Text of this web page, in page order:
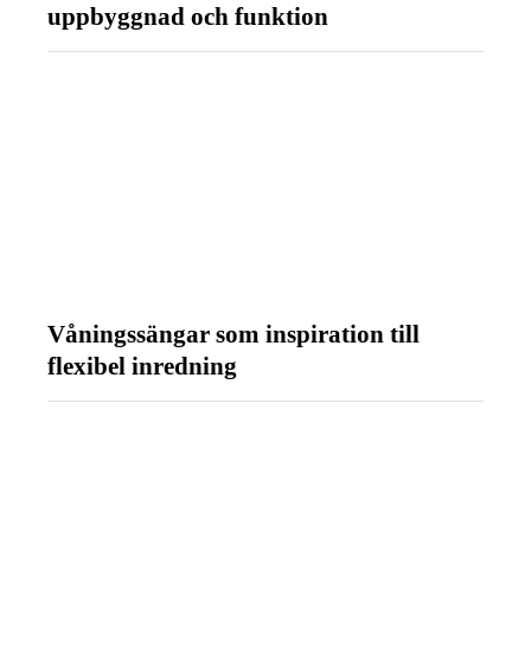
uppbyggnad och funktion
Våningssängar som inspiration till
flexibel inredning